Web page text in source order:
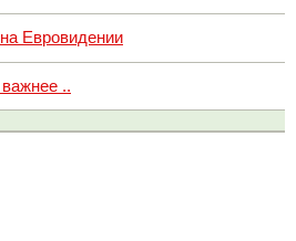
Евровидении
..